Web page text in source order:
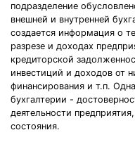
подразделение
внешней и внутренней
создается информация о
разрезе и доходах
кредиторской
инвестиций и доходов от
финансирования и т.п.
бухгалтерии -
деятельности
состояния.